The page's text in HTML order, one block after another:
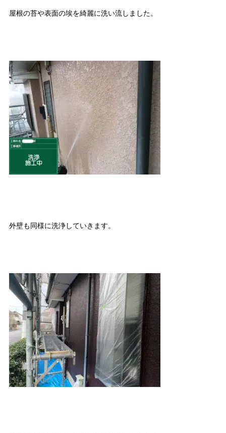
屋根の苔や表面の埃を綺麗に洗い流しました。
外壁も同様に洗浄していきます。